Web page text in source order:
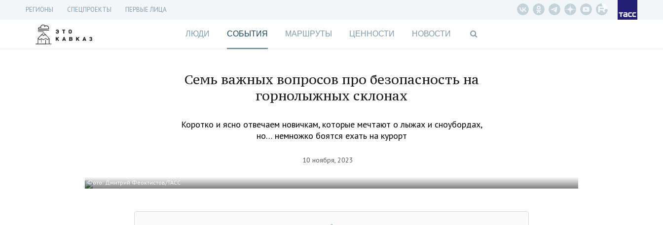
РЕГИОНЫ СПЕЦПРОЕКТЫ ПЕРВЫЕ ЛИЦА
ЛЮДИ СОБЫТИЯ МАРШРУТЫ ЦЕННОСТИ НОВОСТИ
Семь важных вопросов про безопасность на
горнолыжных склонах
Коротко и ясно отвечаем новичкам, которые мечтают о лыжах и сноубордах,
но… немножко боятся ехать на курорт
10 ноября, 2023
Фото: Дмитрий Феоктистов/ТАСС